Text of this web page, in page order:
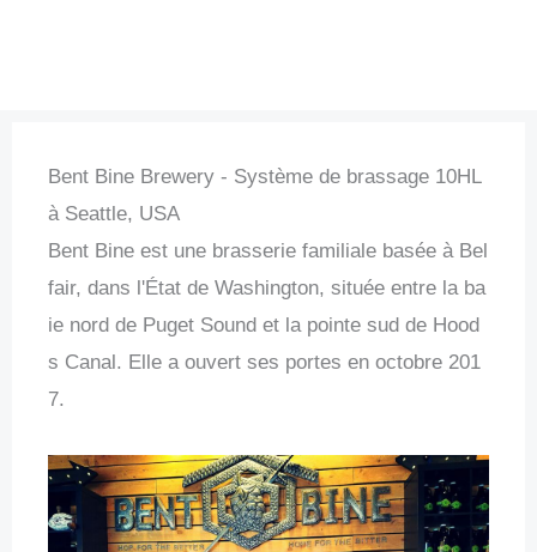
Bent Bine Brewery - Système de brassage 10HL
à Seattle, USA
Bent Bine est une brasserie familiale basée à Bel
fair, dans l'État de Washington, située entre la ba
ie nord de Puget Sound et la pointe sud de Hood
s Canal. Elle a ouvert ses portes en octobre 201
7.